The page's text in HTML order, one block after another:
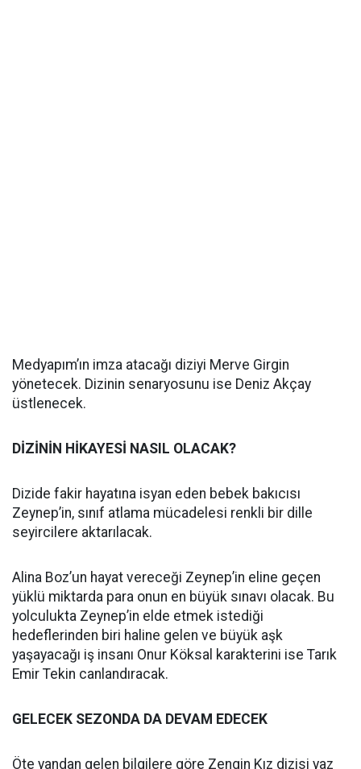
Medyapım’ın imza atacağı diziyi Merve Girgin
yönetecek. Dizinin senaryosunu ise Deniz Akçay
üstlenecek.
DİZİNİN HİKAYESİ NASIL OLACAK?
Dizide fakir hayatına isyan eden bebek bakıcısı
Zeynep’in, sınıf atlama mücadelesi renkli bir dille
seyircilere aktarılacak.
Alina Boz’un hayat vereceği Zeynep’in eline geçen
yüklü miktarda para onun en büyük sınavı olacak. Bu
yolculukta Zeynep’in elde etmek istediği
hedeflerinden biri haline gelen ve büyük aşk
yaşayacağı iş insanı Onur Köksal karakterini ise Tarık
Emir Tekin canlandıracak.
GELECEK SEZONDA DA DEVAM EDECEK
Öte yandan gelen bilgilere göre Zengin Kız dizisi yaz